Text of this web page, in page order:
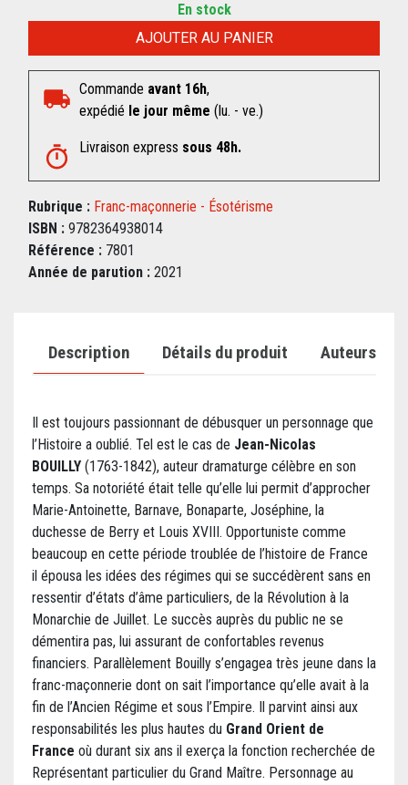
AJOUTER AU PANIER
En stock
Commande avant 16h,
expédié le jour même (lu. - ve.)
Livraison express sous 48h.
Rubrique : Franc-maçonnerie - Ésotérisme
ISBN : 9782364938014
Référence : 7801
Année de parution : 2021
Description Détails du produit Auteurs
Il est toujours passionnant de débusquer un personnage que
l’Histoire a oublié. Tel est le cas de Jean-Nicolas
BOUILLY (1763-1842), auteur dramaturge célèbre en son
temps. Sa notoriété était telle qu’elle lui permit d’approcher
Marie-Antoinette, Barnave, Bonaparte, Joséphine, la
duchesse de Berry et Louis XVIII. Opportuniste comme
beaucoup en cette période troublée de l’histoire de France
il épousa les idées des régimes qui se succédèrent sans en
ressentir d’états d’âme particuliers, de la Révolution à la
Monarchie de Juillet. Le succès auprès du public ne se
démentira pas, lui assurant de confortables revenus
financiers. Parallèlement Bouilly s’engagea très jeune dans la
franc-maçonnerie dont on sait l’importance qu’elle avait à la
fin de l’Ancien Régime et sous l’Empire. Il parvint ainsi aux
responsabilités les plus hautes du Grand Orient de
France où durant six ans il exerça la fonction recherchée de
Représentant particulier du Grand Maître. Personnage au